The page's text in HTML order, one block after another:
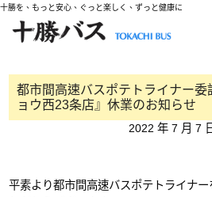
十勝を、もっと安心、ぐっと楽しく、ずっと健康に
都市間高速バスポテトライナー委
ョウ西23条店』休業のお知らせ
2022 年 7 月 7
平素より都市間高速バスポテトライナ